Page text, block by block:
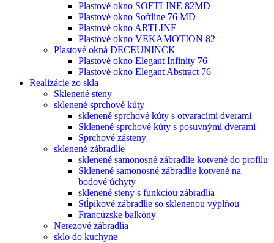
Plastové okno SOFTLINE 82MD
Plastové okno Softline 76 MD
Plastové okno ARTLINE
Plastové okno VEKAMOTION 82
Plastové okná DECEUNINCK
Plastové okno Elegant Infinity 76
Plastové okno Elegant Abstract 76
Realizácie zo skla
Sklenené steny
sklenené sprchové kúty
sklenené sprchové kúty s otvaracími dverami
Sklenené sprchové kúty s posuvnými dverami
Sprchové zásteny
sklenené zábradlie
sklenené samonosné zábradlie kotvené do profilu
Sklenené samonosné zábradlie kotvené na
bodové úchyty
sklenené steny s funkciou zábradlia
Stĺpikové zábradlie so sklenenou výplňou
Francúzske balkóny
Nerezové zábradlia
sklo do kuchyne